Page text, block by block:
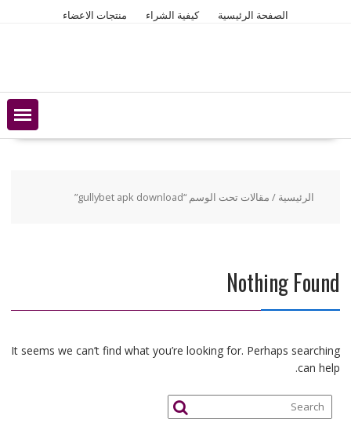
الصفحة الرئيسية كيفية الشراء منتجات الاعضاء
الرئيسية / مقالات تحت الوسم “gullybet apk download”
Nothing Found
It seems we can’t find what you’re looking for. Perhaps searching
can help.